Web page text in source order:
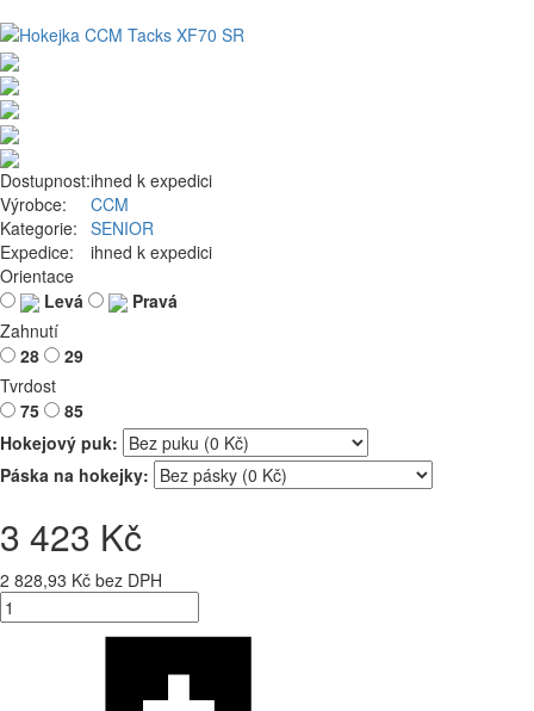
Dostupnost:ihned k expedici
Výrobce:
CCM
Kategorie: SENIOR
Expedice:
ihned k expedici
Orientace
Levá
Pravá
Zahnutí
28
29
Tvrdost
75
85
Hokejový puk:
Páska na hokejky:
3 423 Kč
2 828,93 Kč bez DPH